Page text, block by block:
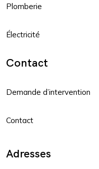
Plomberie
Électricité
Contact
Demande d’intervention
Contact
Adresses